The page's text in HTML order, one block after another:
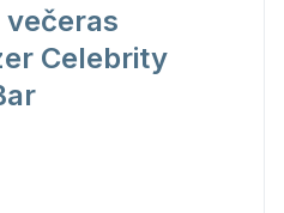
Celebrity